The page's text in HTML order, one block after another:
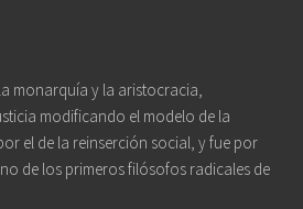
monarquía y la aristocracia,
modificando el modelo de la
el de la reinserción social, y fue por
de los primeros filósofos radicales de